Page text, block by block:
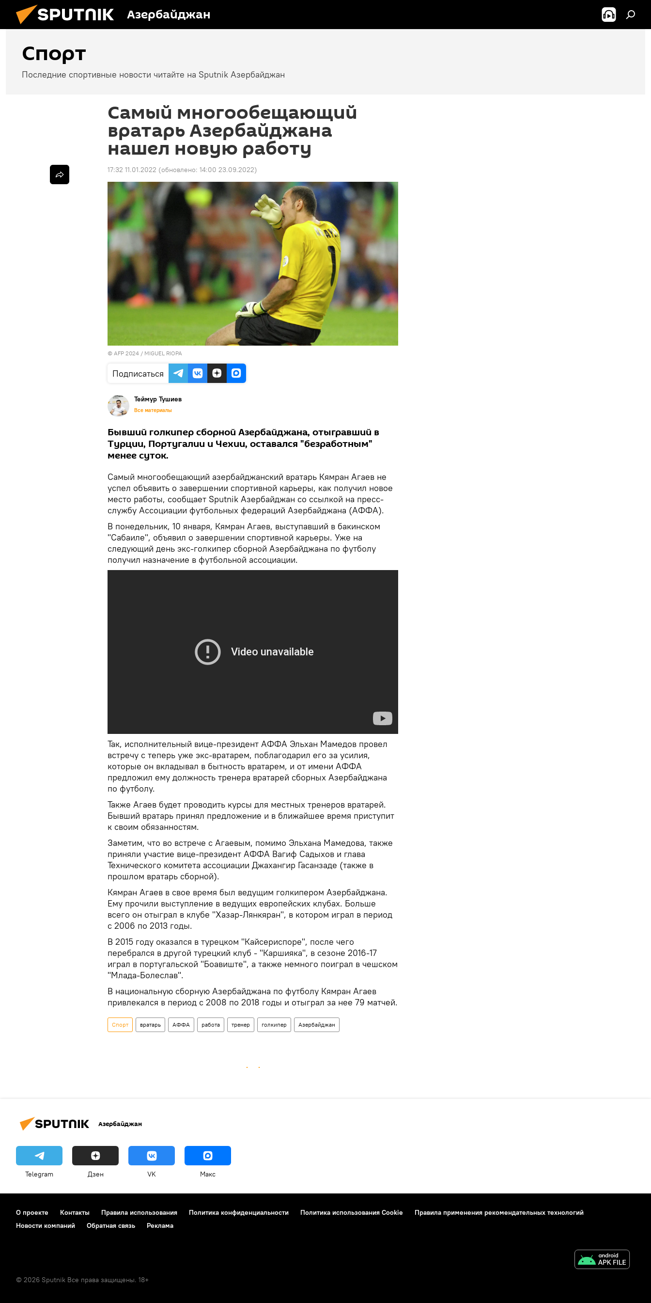
Азербайджан
Спорт
Последние спортивные новости читайте на Sputnik Азербайджан
Самый многообещающий
вратарь Азербайджана
нашел новую работу
17:32 11.01.2022 (обновлено: 14:00 23.09.2022)
© AFP 2024 / MIGUEL RIOPA
Подписаться
Теймур Тушиев
Все материалы
Бывший голкипер сборной Азербайджана, отыгравший в
Турции, Португалии и Чехии, оставался "безработным"
менее суток.
Самый многообещающий азербайджанский вратарь Кямран Агаев не
успел объявить о завершении спортивной карьеры, как получил новое
место работы, сообщает Sputnik Азербайджан со ссылкой на пресс-
службу Ассоциации футбольных федераций Азербайджана (АФФА).
В понедельник, 10 января, Кямран Агаев, выступавший в бакинском
"Сабаиле", объявил о завершении спортивной карьеры. Уже на
следующий день экс-голкипер сборной Азербайджана по футболу
получил назначение в футбольной ассоциации.
Так, исполнительный вице-президент АФФА Эльхан Мамедов провел
встречу с теперь уже экс-вратарем, поблагодарил его за усилия,
которые он вкладывал в бытность вратарем, и от имени АФФА
предложил ему должность тренера вратарей сборных Азербайджана
по футболу.
Также Агаев будет проводить курсы для местных тренеров вратарей.
Бывший вратарь принял предложение и в ближайшее время приступит
к своим обязанностям.
Заметим, что во встрече с Агаевым, помимо Эльхана Мамедова, также
приняли участие вице-президент АФФА Вагиф Садыхов и глава
Технического комитета ассоциации Джахангир Гасанзаде (также в
прошлом вратарь сборной).
Кямран Агаев в свое время был ведущим голкипером Азербайджана.
Ему прочили выступление в ведущих европейских клубах. Больше
всего он отыграл в клубе "Хазар-Лянкяран", в котором играл в период
с 2006 по 2013 годы.
В 2015 году оказался в турецком "Кайсериспоре", после чего
перебрался в другой турецкий клуб - "Каршияка", в сезоне 2016-17
играл в португальской "Боавиште", а также немного поиграл в чешском
"Млада-Болеслав".
В национальную сборную Азербайджана по футболу Кямран Агаев
привлекался в период с 2008 по 2018 годы и отыграл за нее 79 матчей.
Спорт вратарь АФФА работа тренер голкипер Азербайджан
Азербайджан
Telegram Дзен VK Макс
О проекте Контакты Правила использования Политика конфиденциальности Политика использования Cookie
Правила применения рекомендательных технологий
Новости компаний
Обратная связь Реклама
© 2026 Sputnik Все права защищены. 18+